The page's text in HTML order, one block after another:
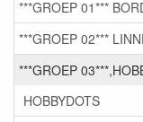
***GROEP 01***
***GROEP 02***
***GROEP
HOBBYDOTS